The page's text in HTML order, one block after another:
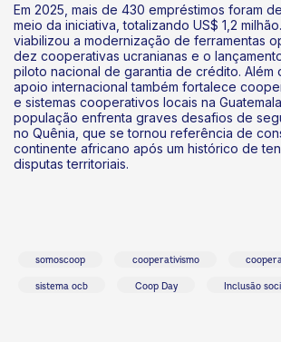
Em 2025, mais de 430 empréstimos foram
meio da iniciativa, totalizando US$ 1,2
viabilizou a modernização de ferramentas
dez cooperativas ucranianas e o
piloto nacional de garantia de crédito. Além
apoio internacional também fortalece
e sistemas cooperativos locais na
população enfrenta graves desafios de
no Quênia, que se tornou referência de
continente africano após um histórico de
disputas territoriais.
somoscoop cooperativismo
sistema ocb Coop Day Inclusão